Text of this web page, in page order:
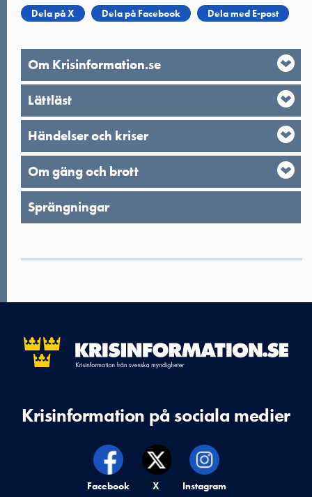
Dela på X
Dela på Facebook Dela med E-post
Om Krisinformation.se
Lättläst
Händelser och kriser
Om gäng och brott
Sprängningar
Krisinformation på sociala medier
Krisinformation på,
Facebook Krisinformation på,
X Krisinformation på,
Instagram